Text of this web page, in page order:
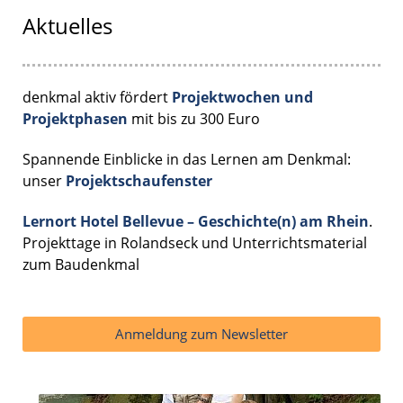
Aktuelles
denkmal aktiv fördert Projektwochen und
Projektphasen mit bis zu 300 Euro
Spannende Einblicke in das Lernen am Denkmal:
unser Projektschaufenster
Lernort Hotel Bellevue – Geschichte(n) am Rhein.
Projekttage in Rolandseck und Unterrichtsmaterial
zum Baudenkmal
Anmeldung zum Newsletter